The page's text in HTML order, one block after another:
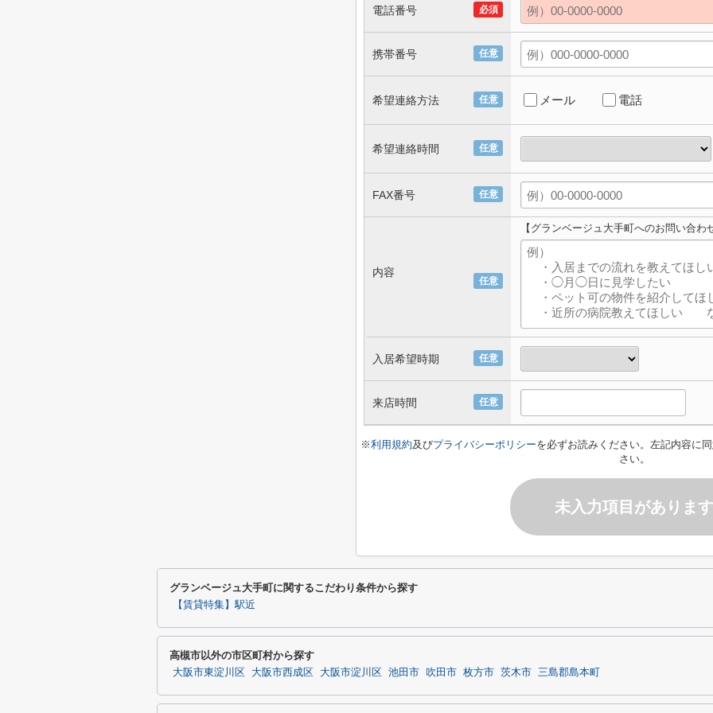
必須
電話番号
任意
携帯番号
任意
希望連絡方法 メール 電話
任意
希望連絡時間
任意
FAX番号
任意
内容
【グランベージュ大手町へのお問い合わ
任意
入居希望時期
任意
来店時間
※利用規約及びプライバシーポリシーを必ずお読みください。左記内容に
さい。
未入力項目があります
グランベージュ大手町に関するこだわり条件から探す
【賃貸特集】駅近
高槻市以外の市区町村から探す
大阪市東淀川区 大阪市西成区 大阪市淀川区 池田市 吹田市 枚方市 茨木市 三島郡島本町